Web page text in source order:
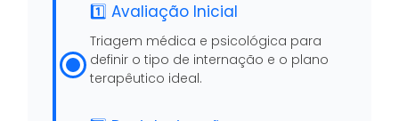
1️⃣ Avaliação Inicial
Triagem médica e psicológica para
definir o tipo de internação e o plano
terapêutico ideal.